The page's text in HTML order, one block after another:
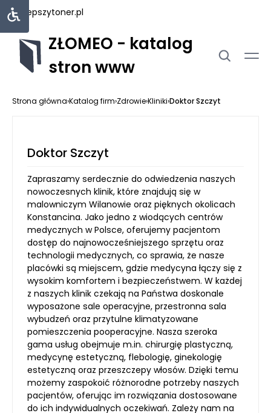
najlepszytoner.pl
ZŁOMEO - katalog
stron www
Strona główna›Katalog firm›Zdrowie›Kliniki›Doktor Szczyt
Doktor Szczyt
Zapraszamy serdecznie do odwiedzenia naszych
nowoczesnych klinik, które znajdują się w
malowniczym Wilanowie oraz pięknych okolicach
Konstancina. Jako jedno z wiodących centrów
medycznych w Polsce, oferujemy pacjentom
dostęp do najnowocześniejszego sprzętu oraz
technologii medycznych, co sprawia, że nasze
placówki są miejscem, gdzie medycyna łączy się z
wysokim komfortem i bezpieczeństwem. W każdej
z naszych klinik czekają na Państwa doskonale
wyposażone sale operacyjne, przestronna sala
wybudzeń oraz przytulne klimatyzowane
pomieszczenia pooperacyjne. Nasza szeroka
gama usług obejmuje m.in. chirurgię plastyczną,
medycynę estetyczną, flebologię, ginekologię
estetyczną oraz przeszczepy włosów. Dzięki temu
możemy zaspokoić różnorodne potrzeby naszych
pacjentów, oferując im rozwiązania dostosowane
do ich indywidualnych oczekiwań. Zależy nam na